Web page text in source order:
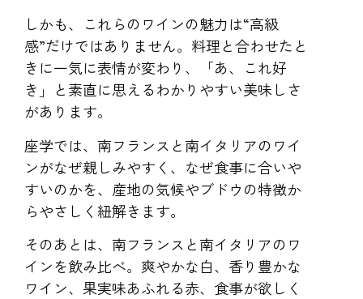
しかも、これらのワインの魅力は“高級
感”だけではありません。料理と合わせたと
きに一気に表情が変わり、「あ、これ好
き」と素直に思えるわかりやすい美味しさ
があります。
座学では、南フランスと南イタリアのワイ
ンがなぜ親しみやすく、なぜ食事に合いや
すいのかを、産地の気候やブドウの特徴か
らやさしく紐解きます。
そのあとは、南フランスと南イタリアのワ
インを飲み比べ。爽やかな白、香り豊かな
ワイン、果実味あふれる赤、食事が欲しく